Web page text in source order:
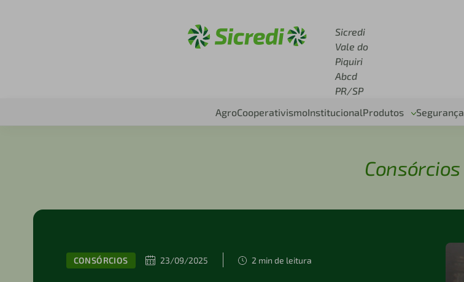
Sicredi
Vale do
Piquiri
Abcd
PR/SP
AgroCooperativismoInstitucionalProdutos Segurança
Consórcios
CONSÓRCIOS 23/09/2025 2 min de leitura